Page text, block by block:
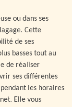
ou dans ses
Cette
de ses
basses tout au
de réaliser
ses différentes
les horaires
Elle vous